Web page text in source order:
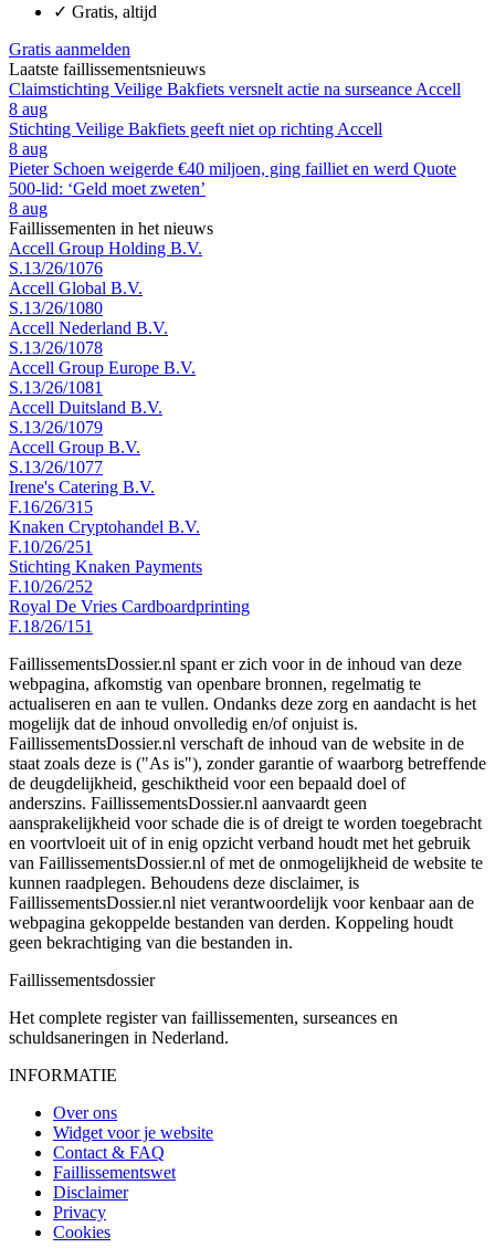
✓ Gratis, altijd
Gratis aanmelden
Laatste faillissementsnieuws
Claimstichting Veilige Bakfiets versnelt actie na surseance Accell
8 aug
Stichting Veilige Bakfiets geeft niet op richting Accell
8 aug
Pieter Schoen weigerde €40 miljoen, ging failliet en werd Quote
500-lid: ‘Geld moet zweten’
8 aug
Faillissementen in het nieuws
Accell Group Holding B.V.
S.13/26/1076
Accell Global B.V.
S.13/26/1080
Accell Nederland B.V.
S.13/26/1078
Accell Group Europe B.V.
S.13/26/1081
Accell Duitsland B.V.
S.13/26/1079
Accell Group B.V.
S.13/26/1077
Irene's Catering B.V.
F.16/26/315
Knaken Cryptohandel B.V.
F.10/26/251
Stichting Knaken Payments
F.10/26/252
Royal De Vries Cardboardprinting
F.18/26/151
FaillissementsDossier.nl spant er zich voor in de inhoud van deze
webpagina, afkomstig van openbare bronnen, regelmatig te
actualiseren en aan te vullen. Ondanks deze zorg en aandacht is het
mogelijk dat de inhoud onvolledig en/of onjuist is.
FaillissementsDossier.nl verschaft de inhoud van de website in de
staat zoals deze is ("As is"), zonder garantie of waarborg betreffende
de deugdelijkheid, geschiktheid voor een bepaald doel of
anderszins. FaillissementsDossier.nl aanvaardt geen
aansprakelijkheid voor schade die is of dreigt te worden toegebracht
en voortvloeit uit of in enig opzicht verband houdt met het gebruik
van FaillissementsDossier.nl of met de onmogelijkheid de website te
kunnen raadplegen. Behoudens deze disclaimer, is
FaillissementsDossier.nl niet verantwoordelijk voor kenbaar aan de
webpagina gekoppelde bestanden van derden. Koppeling houdt
geen bekrachtiging van die bestanden in.
Faillissementsdossier
Het complete register van faillissementen, surseances en
schuldsaneringen in Nederland.
INFORMATIE
Over ons
Widget voor je website
Contact & FAQ
Faillissementswet
Disclaimer
Privacy
Cookies